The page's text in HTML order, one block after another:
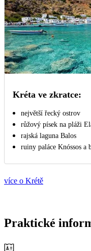
Kréta ve zkratce:
největší řecký ostrov
růžový písek na pláži
rajská laguna Balos
ruiny paláce Knóssos a
více o Krétě
Praktické